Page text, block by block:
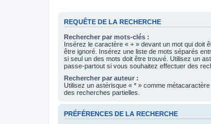
REQUÊTE DE LA RECHERCHE
Rechercher par mots-clés :
Insérez le caractère « + » devant un mot qui doit
être ignoré. Insérez une liste de mots séparés
si seul un des mots doit être trouvé. Utilisez un
passe-partout si vous souhaitez effectuer des
Rechercher par auteur :
Utilisez un astérisque « * » comme
des recherches partielles.
PRÉFÉRENCES DE LA RECHERCHE